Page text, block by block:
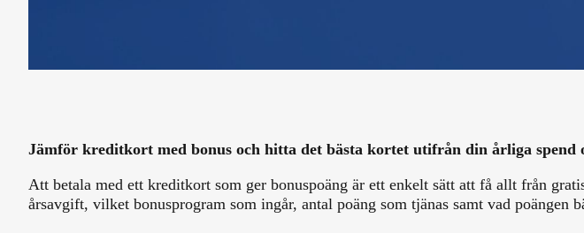
Jämför kreditkort med bonus och hitta det bästa kortet utifrån din årliga spend
Att betala med ett kreditkort som ger bonuspoäng är ett enkelt sätt att få allt från
årsavgift, vilket bonusprogram som ingår, antal poäng som tjänas samt vad poängen